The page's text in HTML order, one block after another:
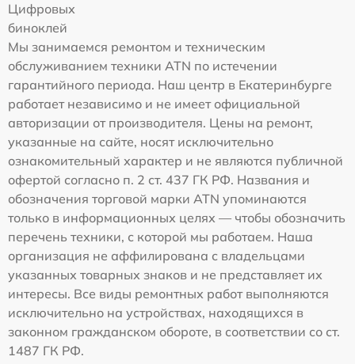
Цифровых
биноклей
Мы занимаемся ремонтом и техническим
обслуживанием техники ATN по истечении
гарантийного периода. Наш центр в Екатеринбурге
работает независимо и не имеет официальной
авторизации от производителя. Цены на ремонт,
указанные на сайте, носят исключительно
ознакомительный характер и не являются публичной
офертой согласно п. 2 ст. 437 ГК РФ. Названия и
обозначения торговой марки ATN упоминаются
только в информационных целях — чтобы обозначить
перечень техники, с которой мы работаем. Наша
организация не аффилирована с владельцами
указанных товарных знаков и не представляет их
интересы. Все виды ремонтных работ выполняются
исключительно на устройствах, находящихся в
законном гражданском обороте, в соответствии со ст.
1487 ГК РФ.